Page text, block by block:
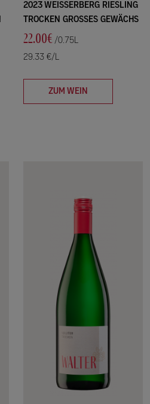
2023 WEISSERBERG RIESLING
TROCKEN GROSSES GEWÄCHS
22.00€ /0.75L
29.33 €/L
ZUM WEIN